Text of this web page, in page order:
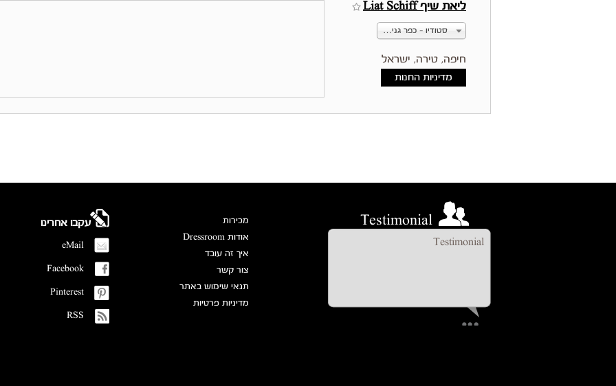
ליאת שיף Liat Schiff
סטודיו - כפר גנים, פתח תקווה, ישראל
חיפה, טירה, ישראל
מדיניות החנות
Testimonial
Testimonial
מכירות
אודות Dressroom
איך זה עובד
צור קשר
תנאי שימוש באתר
מדיניות פרטיות
עקבו אחרינו
eMail
Facebook
Pinterest
RSS